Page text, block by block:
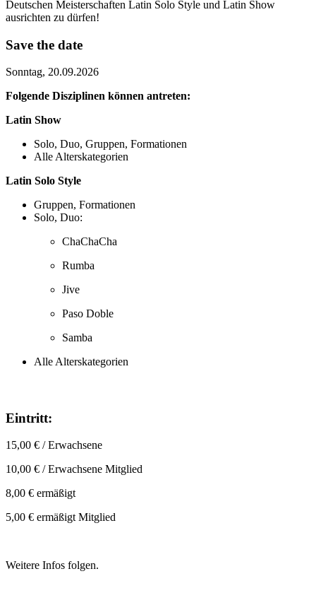
Deutschen Meisterschaften Latin Solo Style und Latin Show
ausrichten zu dürfen!
Save the date
Sonntag, 20.09.2026
Folgende Disziplinen können antreten:
Latin Show
Solo, Duo, Gruppen, Formationen
Alle Alterskategorien
Latin Solo Style
Gruppen, Formationen
Solo, Duo:
ChaChaCha
Rumba
Jive
Paso Doble
Samba
Alle Alterskategorien
Eintritt:
15,00 € / Erwachsene
10,00 € / Erwachsene Mitglied
8,00 € ermäßigt
5,00 € ermäßigt Mitglied
Weitere Infos folgen.